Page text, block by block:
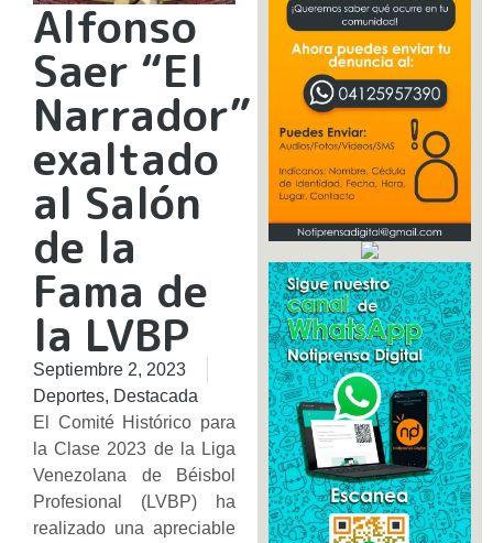
Alfonso
Saer “El
Narrador”
exaltado
al Salón
de la
Fama de
la LVBP
Septiembre 2, 2023
Deportes, Destacada
El Comité Histórico para
la Clase 2023 de la Liga
Venezolana de Béisbol
Profesional (LVBP) ha
realizado una apreciable